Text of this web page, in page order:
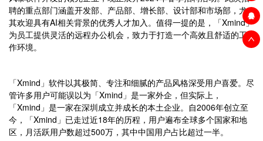
聘的重点部门涵盖开发部、产品部、增长部、设计部和市场部，尤
其欢迎具有AI相关背景的优秀人才加入。值得一提的是，「Xmind」
为员工提供灵活的远程办公机会，致力于打造一个高效且舒适的工
作环境。
「Xmind」软件以其极简、专注和细腻的产品风格深受用户喜爱。尽
管许多用户可能误以为「Xmind」是一家外企，但实际上，
「Xmind」是一家在深圳成立并成长的本土企业。自2006年创立至
今，「Xmind」已走过近18年的历程，用户遍布全球多个国家和地
区，月活跃用户数超过500万，其中中国用户占比超过一半。